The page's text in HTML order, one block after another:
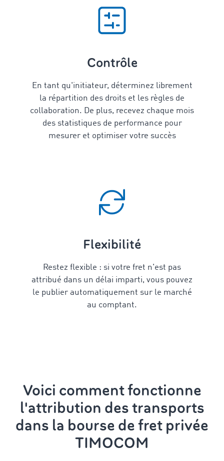
Contrôle
En tant qu'initiateur, déterminez librement
la répartition des droits et les règles de
collaboration. De plus, recevez chaque mois
des statistiques de performance pour
mesurer et optimiser votre succès
Flexibilité
Restez flexible : si votre fret n'est pas
attribué dans un délai imparti, vous pouvez
le publier automatiquement sur le marché
au comptant.
Voici comment fonctionne
l'attribution des transports
dans la bourse de fret privée
TIMOCOM